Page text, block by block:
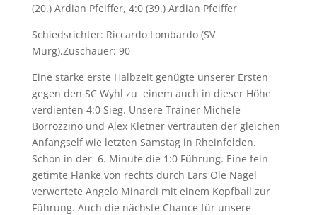
(20.) Ardian Pfeiffer, 4:0 (39.) Ardian Pfeiffer
Schiedsrichter: Riccardo Lombardo (SV
Murg),Zuschauer: 90
Eine starke erste Halbzeit genügte unserer Ersten
gegen den SC Wyhl zu einem auch in dieser Höhe
verdienten 4:0 Sieg. Unsere Trainer Michele
Borrozzino und Alex Kletner vertrauten der gleichen
Anfangself wie letzten Samstag in Rheinfelden.
Schon in der 6. Minute die 1:0 Führung. Eine fein
getimte Flanke von rechts durch Lars Ole Nagel
verwertete Angelo Minardi mit einem Kopfball zur
Führung. Auch die nächste Chance für unsere